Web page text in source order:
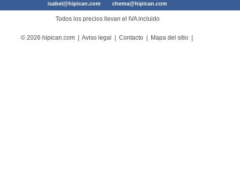
isabel@hipican.com chema@hipican.com
Todos los precios llevan el IVA incluido
© 2026 hipican.com | Aviso legal Contacto| Mapa del sitio|